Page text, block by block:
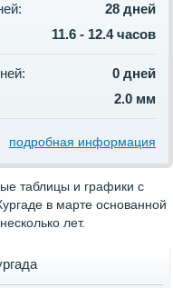
28 дней
11.6 - 12.4 часов
0 дней
2.0 мм
подробная информация
таблицы и графики с
в марте основанной
лет.